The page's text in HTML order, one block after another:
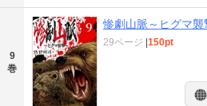
9
巻
惨劇山脈～ヒグマ
29ページ |150pt